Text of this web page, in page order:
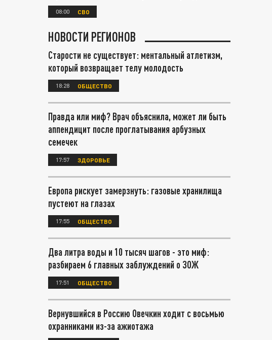
08:00 СВО
НОВОСТИ РЕГИОНОВ
Старости не существует: ментальный атлетизм,
который возвращает телу молодость
18:28 ОБЩЕСТВО
Правда или миф? Врач объяснила, может ли быть
аппендицит после проглатывания арбузных
семечек
17:57 ЗДОРОВЬЕ
Европа рискует замерзнуть: газовые хранилища
пустеют на глазах
17:55 ОБЩЕСТВО
Два литра воды и 10 тысяч шагов - это миф:
разбираем 6 главных заблуждений о ЗОЖ
17:51 ОБЩЕСТВО
Вернувшийся в Россию Овечкин ходит с восьмью
охранниками из-за ажиотажа